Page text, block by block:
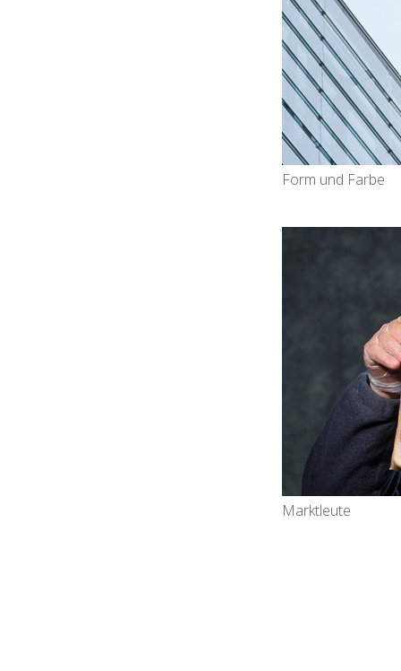
Form und Farbe
Marktleute